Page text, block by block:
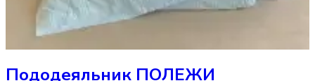
Пододеяльник ПОЛЕЖИ